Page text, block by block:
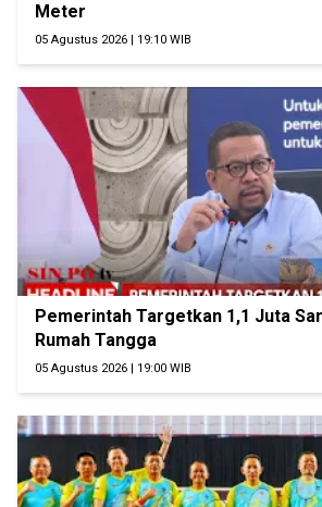
Meter
05 Agustus 2026 | 19:10 WIB
Pemerintah Targetkan 1,1 Juta
Rumah Tangga
05 Agustus 2026 | 19:00 WIB